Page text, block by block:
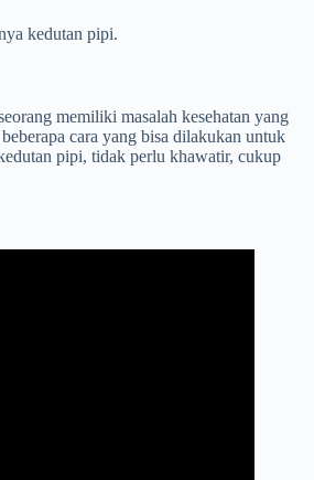
kedutan pipi.
memiliki masalah kesehatan yang
cara yang bisa dilakukan untuk
pipi, tidak perlu khawatir, cukup